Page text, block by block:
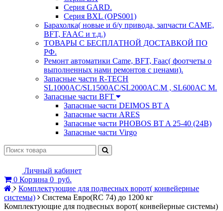
Серия GARD.
Серия BXL (OPS001)
Барахолка( новые и б/у привода, запчасти CAME,
BFT, FAAC и т.д.)
ТОВАРЫ С БЕСПЛАТНОЙ ДОСТАВКОЙ ПО
РФ.
Ремонт автоматики Came, BFT, Faac( фоотчеты о
выполненных нами ремонтов с ценами).
Запасные части R-TECH
SL1000AC/SL1500AC/SL2000AC.M , SL600AC M.
Запасные части BFT
Запасные части DEIMOS BT A
Запасные части ARES
Запасные части PHOBOS BT A 25-40 (24B)
Запасные части Virgo
Личный кабинет
0 Корзина 0 руб.
Комплектующие для подвесных ворот( конвейерные
системы)
Система Евро(RC 74) до 1200 кг
Комплектующие для подвесных ворот( конвейерные системы)